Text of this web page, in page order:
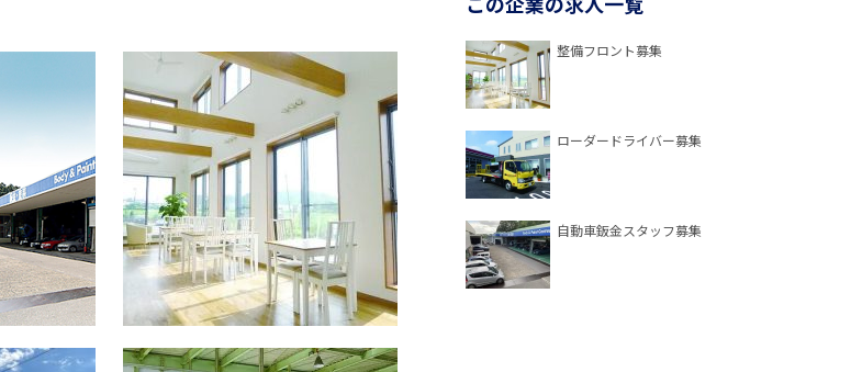
整備フロント募集
ローダードライバー募集
自動車鈑金スタッフ募集